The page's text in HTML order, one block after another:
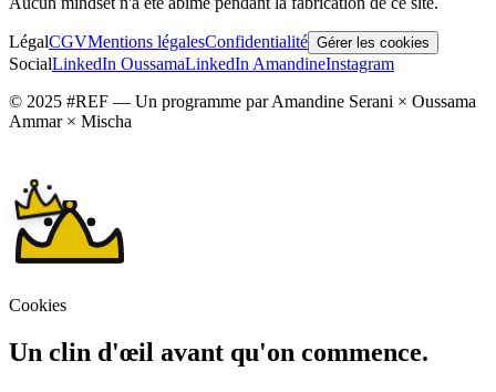
LégalCGVMentions légalesConfidentialité Gérer les cookies
SocialLinkedIn OussamaLinkedIn AmandineInstagram
© 2025 #REF — Un programme par Amandine Serani × Oussama
Ammar × Mischa
Cookies
Un clin d'œil avant qu'on commence.